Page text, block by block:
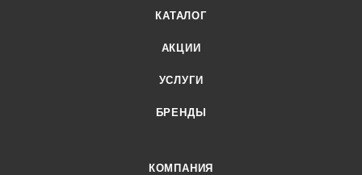
КАТАЛОГ
АКЦИИ
УСЛУГИ
БРЕНДЫ
КОМПАНИЯ